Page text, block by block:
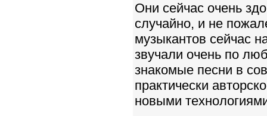
Они сейчас очень
случайно, и не
музыкантов сейчас
звучали очень по
знакомые песни в
практически
новыми